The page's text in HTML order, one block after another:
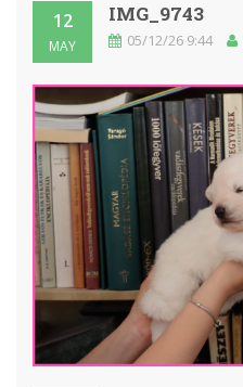
12
MAY
IMG_9743
05/12/26 9:44